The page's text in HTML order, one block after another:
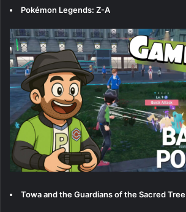
Pokémon Legends: Z-A
Towa and the Guardians of the Sacred Tree